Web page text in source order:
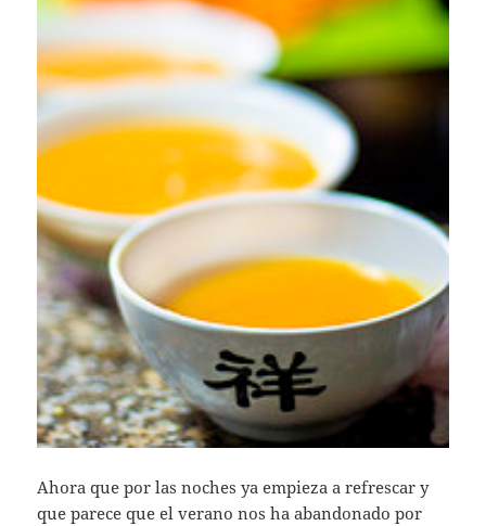
Ahora que por las noches ya empieza a refrescar y
que parece que el verano nos ha abandonado por